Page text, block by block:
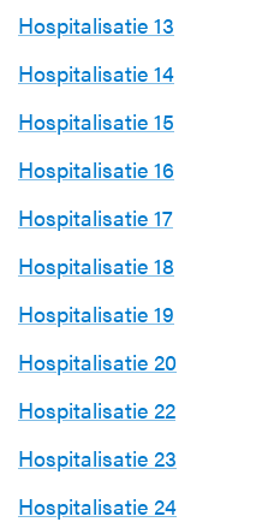
Hospitalisatie 13
Hospitalisatie 14
Hospitalisatie 15
Hospitalisatie 16
Hospitalisatie 17
Hospitalisatie 18
Hospitalisatie 19
Hospitalisatie 20
Hospitalisatie 22
Hospitalisatie 23
Hospitalisatie 24